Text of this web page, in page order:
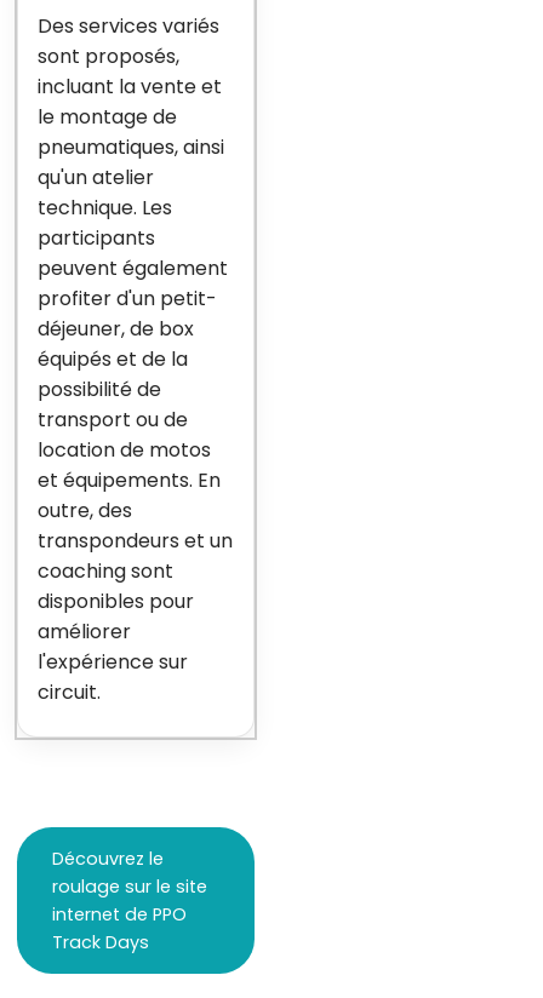
Des services variés
sont proposés,
incluant la vente et
le montage de
pneumatiques, ainsi
qu'un atelier
technique. Les
participants
peuvent également
profiter d'un petit-
déjeuner, de box
équipés et de la
possibilité de
transport ou de
location de motos
et équipements. En
outre, des
transpondeurs et un
coaching sont
disponibles pour
améliorer
l'expérience sur
circuit.
Découvrez le
roulage sur le site
internet de PPO
Track Days